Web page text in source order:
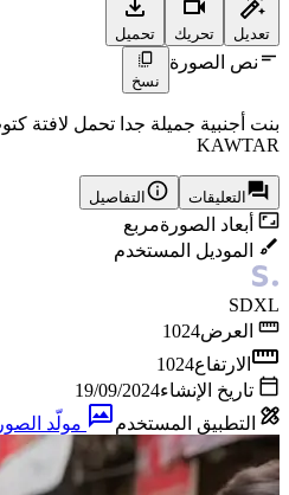
تعديل تحريك تحميل
نص الصورة
نسخ
KAWTAR
التعليقات التفاصيل
أبعاد الصورةمربع
الموديل المستخدم
SDXL
العرض1024
الارتفاع1024
تاريخ الإنشاء19/09/2024
التطبيق المستخدم
مولّد الصور